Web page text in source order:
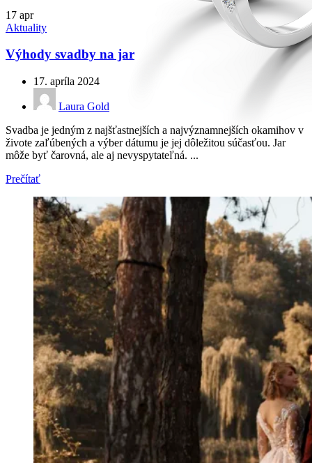
Diamond Line
Zásnubné prstne z kolekcie Diamonds line.
17 apr
Aktuality
Výhody svadby na jar
17. apríla 2024
Laura Gold
Svadba je jedným z najšťastnejších a najvýznamnejších okamihov v
živote zaľúbených a výber dátumu je jej dôležitou súčasťou. Jar
môže byť čarovná, ale aj nevyspytateľná. ...
Prečítať